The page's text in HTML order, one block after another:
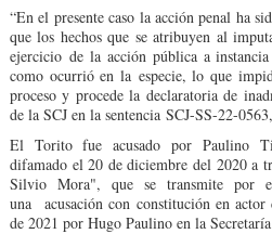
“En el presente caso la acción penal ha
que los hechos que se atribuyen al
ejercicio de la acción pública a
como ocurrió en la especie, lo que
proceso y procede la declaratoria de
de la SCJ en la sentencia SCJ-SS-22-
El Torito fue acusado por Paulino
difamado el 20 de diciembre del 2020 a
Silvio Mora", que se transmite por
una acusación con constitución en
de 2021 por Hugo Paulino en la